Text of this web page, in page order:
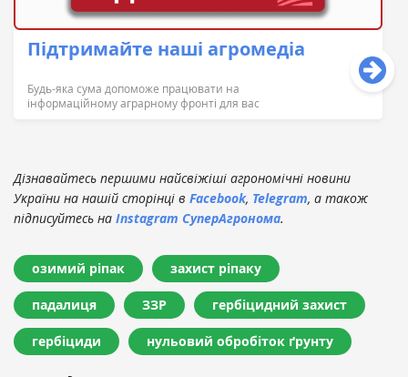
Підтримайте наші агромедіа
Будь-яка сума допоможе працювати на
інформаційному аграрному фронті для вас
Дізнавайтесь першими найсвіжіші агрономічні новини
України на нашій сторінці в Facebook, Telegram, а також
підписуйтесь на Instagram СуперАгронома.
озимий ріпак захист ріпаку
падалиця ЗЗР гербіцидний захист
гербіциди нульовий обробіток ґрунту